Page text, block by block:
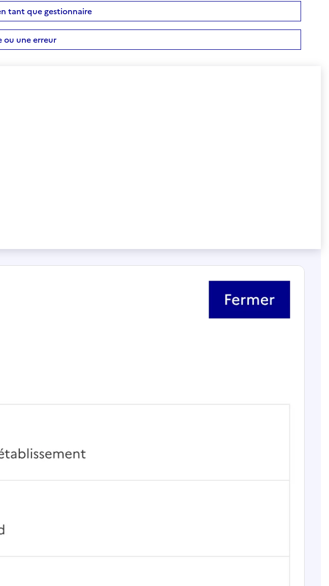
tant que gestionnaire
ou une erreur